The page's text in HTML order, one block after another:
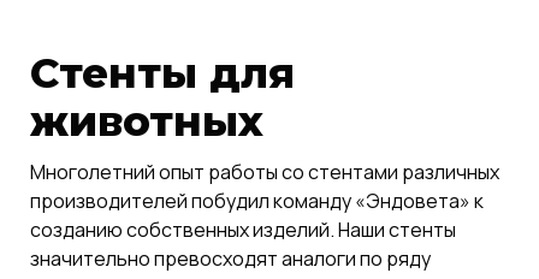
Стенты для
животных
Многолетний опыт работы со стентами различных
производителей побудил команду «Эндовета» к
созданию собственных изделий. Наши стенты
значительно превосходят аналоги по ряду